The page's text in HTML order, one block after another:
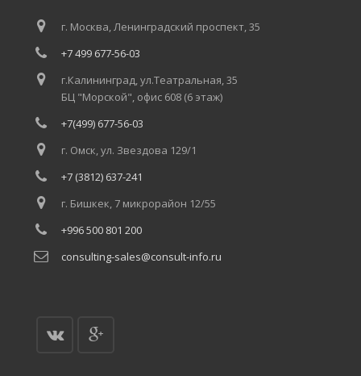
г. Москва, Ленинградский проспект, 35
+7 499 677-56-03
г.Калининград, ул.Театральная, 35
БЦ "Морской", офис 608 (6 этаж)
+7(499) 677-56-03
г. Омск, ул. Звездова 129/1
+7 (3812) 637-241
г. Бишкек, 7 микрорайон 12/55
+996 500 801 200
consulting-sales@consult-info.ru